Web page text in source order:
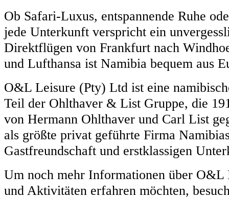
Ob Safari-Luxus, entspannende Ruhe
jede Unterkunft verspricht ein
Direktflügen von Frankfurt nach
und Lufthansa ist Namibia bequem aus
O&L Leisure (Pty) Ltd ist eine
Teil der Ohlthaver & List Gruppe, die
von Hermann Ohlthaver und Carl List
als größte privat geführte Firma
Gastfreundschaft und erstklassigen
Um noch mehr Informationen über
und Aktivitäten erfahren möchten,